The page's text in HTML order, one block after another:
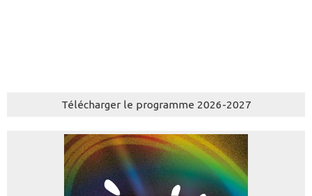
Télécharger le programme 2026-2027